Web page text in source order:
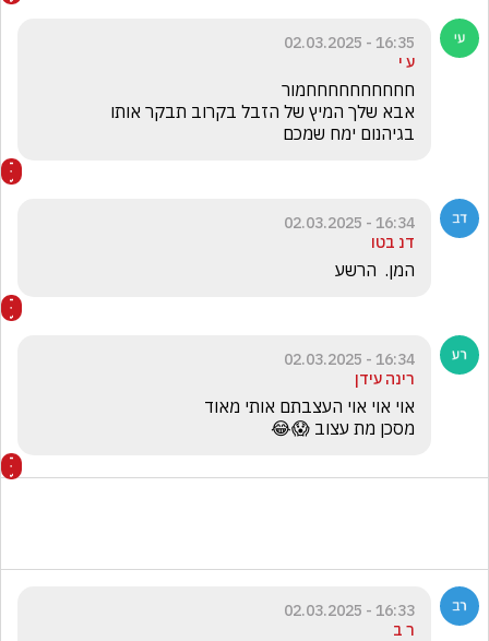
16:35 - 02.03.2025
ע י
בגיהנום ימח שמכם
16:34 - 02.03.2025
דנ בטו
המן.  הרשע
16:34 - 02.03.2025
רינה עידן
מסכן מת עצוב 😱😂
16:33 - 02.03.2025
ר ב